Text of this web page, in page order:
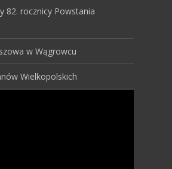
82. rocznicy Powstania
w Wągrowcu
Wielkopolskich